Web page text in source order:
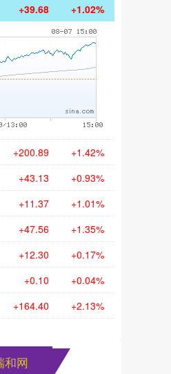
+39.68 +1.02%
+200.89 +1.42%
+43.13 +0.93%
+11.37 +1.01%
+47.56 +1.35%
+12.30 +0.17%
+0.10 +0.04%
+164.40 +2.13%
和网